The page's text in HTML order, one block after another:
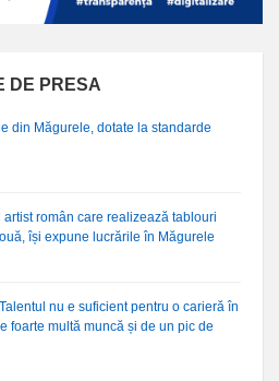
DE PRESA
din Măgurele, dotate la standarde
român care realizează tablouri
își expune lucrările în Măgurele
nu e suficient pentru o carieră în
foarte multă muncă și de un pic de